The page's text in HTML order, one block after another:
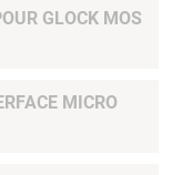
GLOCK MOS
MICRO